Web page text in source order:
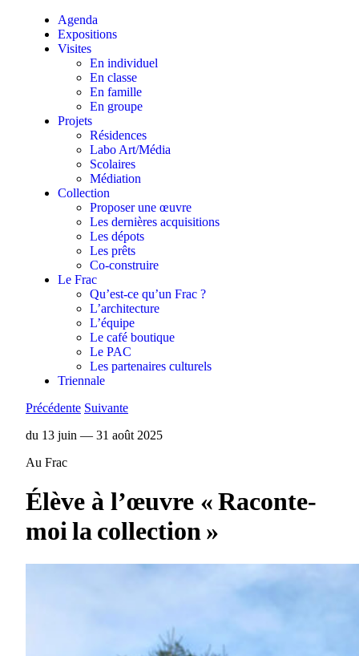
Agenda
Expositions
Visites
En individuel
En classe
En famille
En groupe
Projets
Résidences
Labo Art/Média
Scolaires
Médiation
Collection
Proposer une œuvre
Les dernières acquisitions
Les dépots
Les prêts
Co-construire
Le Frac
Qu’est-ce qu’un Frac ?
L’architecture
L’équipe
Le café boutique
Le PAC
Les partenaires culturels
Triennale
Précédente Suivante
du 13 juin — 31 août 2025
Au Frac
Élève à l’œuvre « Raconte-
moi la collection »